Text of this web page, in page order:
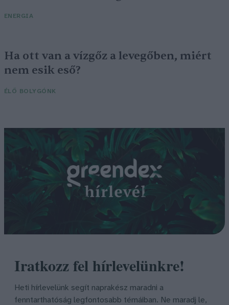
ENERGIA
Ha ott van a vízgőz a levegőben, miért
nem esik eső?
ÉLŐ BOLYGÓNK
Iratkozz fel hírlevelünkre!
Heti hírlevelünk segít naprakész maradni a
fenntarthatóság legfontosabb témáiban. Ne maradj le,